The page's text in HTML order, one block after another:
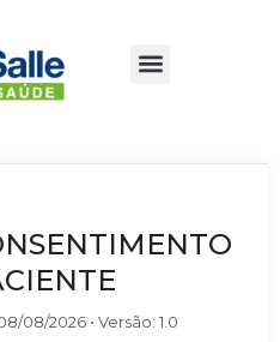
08/2026 • Versão: 1.0